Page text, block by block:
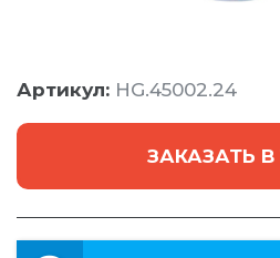
Артикул: HG.45002.24
ЗАКАЗАТЬ В